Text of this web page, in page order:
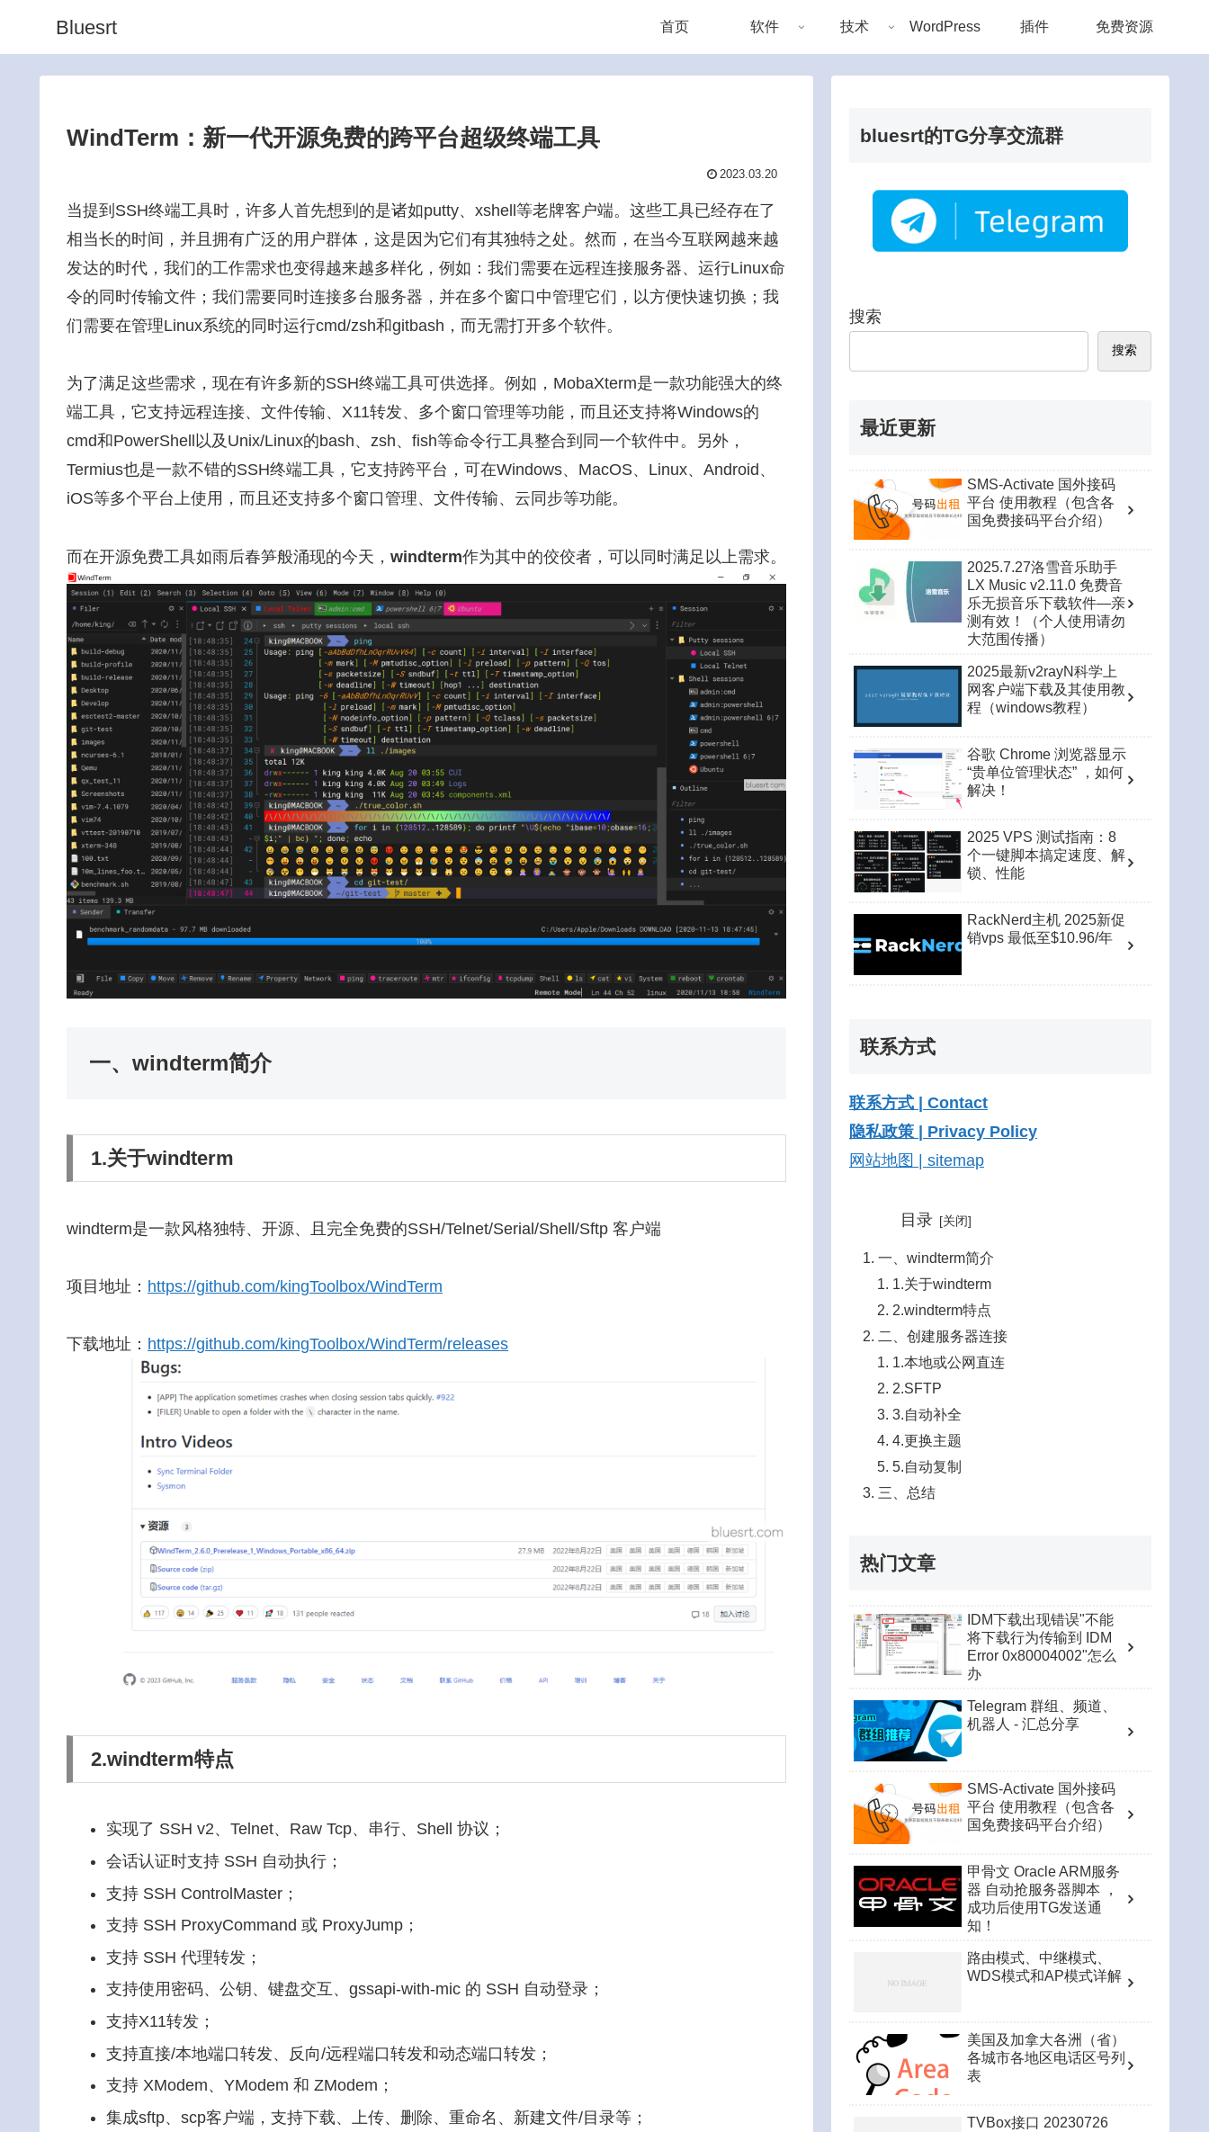
Bluesrt 首页 软件 技术 WordPress 插件 免费资源
WindTerm：新一代开源免费的跨平台超级终端工具
2023.03.20
当提到SSH终端工具时，许多人首先想到的是诸如putty、xshell等老牌客户端。这些工具已经存在了
相当长的时间，并且拥有广泛的用户群体，这是因为它们有其独特之处。然而，在当今互联网越来越
发达的时代，我们的工作需求也变得越来越多样化，例如：我们需要在远程连接服务器、运行Linux命
令的同时传输文件；我们需要同时连接多台服务器，并在多个窗口中管理它们，以方便快速切换；我
们需要在管理Linux系统的同时运行cmd/zsh和gitbash，而无需打开多个软件。
为了满足这些需求，现在有许多新的SSH终端工具可供选择。例如，MobaXterm是一款功能强大的终
端工具，它支持远程连接、文件传输、X11转发、多个窗口管理等功能，而且还支持将Windows的
cmd和PowerShell以及Unix/Linux的bash、zsh、fish等命令行工具整合到同一个软件中。另外，
Termius也是一款不错的SSH终端工具，它支持跨平台，可在Windows、MacOS、Linux、Android、
iOS等多个平台上使用，而且还支持多个窗口管理、文件传输、云同步等功能。
而在开源免费工具如雨后春笋般涌现的今天， windterm作为其中的佼佼者，可以同时满足以上需求。
一、windterm简介
1.关于windterm
windterm是一款风格独特、开源、且完全免费的SSH/Telnet/Serial/Shell/Sftp 客户端
项目地址： https://github.com/kingToolbox/WindTerm
下载地址： https://github.com/kingToolbox/WindTerm/releases
2.windterm特点
实现了 SSH v2、Telnet、Raw Tcp、串行、Shell 协议；
会话认证时支持 SSH 自动执行；
支持 SSH ControlMaster；
支持 SSH ProxyCommand 或 ProxyJump；
支持 SSH 代理转发；
支持使用密码、公钥、键盘交互、gssapi-with-mic 的 SSH 自动登录；
支持X11转发；
支持直接/本地端口转发、反向/远程端口转发和动态端口转发；
支持 XModem、YModem 和 ZModem；
集成sftp、scp客户端，支持下载、上传、删除、重命名、新建文件/目录等；
bluesrt的TG分享交流群
搜索
搜索
最近更新
SMS-Activate 国外接码
平台 使用教程（包含各
国免费接码平台介绍）
2025.7.27洛雪音乐助手
LX Music v2.11.0 免费音
乐无损音乐下载软件—亲
测有效！（个人使用请勿
大范围传播）
2025最新v2rayN科学上
网客户端下载及其使用教
程（windows教程）
谷歌 Chrome 浏览器显示
“贵单位管理状态” ，如何
解决！
2025 VPS 测试指南：8
个一键脚本搞定速度、解
锁、性能
RackNerd主机 2025新促
销vps 最低至$10.96/年
联系方式
联系方式 | Contact
隐私政策 | Privacy Policy
网站地图 | sitemap
目录
一、windterm简介
1.关于windterm
2.windterm特点
二、创建服务器连接
1.本地或公网直连
2.SFTP
3.自动补全
4.更换主题
5.自动复制
三、总结
热门文章
IDM下载出现错误"不能
将下载行为传输到 IDM
Error 0x80004002"怎么
办
Telegram 群组、频道、
机器人 - 汇总分享
SMS-Activate 国外接码
平台 使用教程（包含各
国免费接码平台介绍）
甲骨文 Oracle ARM服务
器 自动抢服务器脚本 ，
成功后使用TG发送通
知！
路由模式、中继模式、
WDS模式和AP模式详解
美国及加拿大各洲（省）
各城市各地区电话区号列
表
TVBox接口 20230726